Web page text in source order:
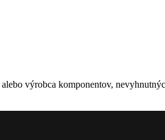
výrobca komponentov,